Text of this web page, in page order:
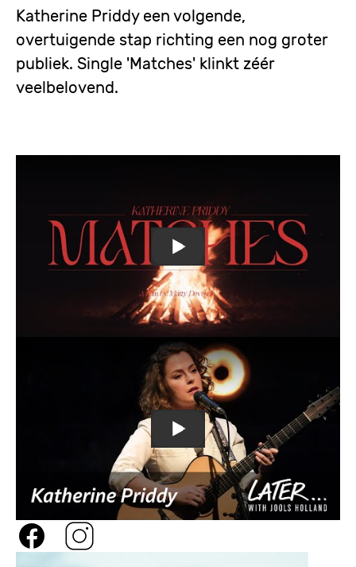
Katherine Priddy een volgende,
overtuigende stap richting een nog groter
publiek. Single 'Matches' klinkt zéér
veelbelovend.
Katherine Priddy - Matches
Katherine Priddy - A Boat on